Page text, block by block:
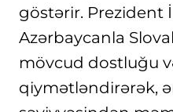
göstərir. Prezident
Azərbaycanla
mövcud dostluğu
qiymətləndirərək,